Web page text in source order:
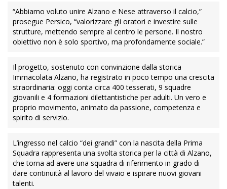
“Abbiamo voluto unire Alzano e Nese attraverso il calcio,”
prosegue Persico, “valorizzare gli oratori e investire sulle
strutture, mettendo sempre al centro le persone. Il nostro
obiettivo non è solo sportivo, ma profondamente sociale.”
Il progetto, sostenuto con convinzione dalla storica
Immacolata Alzano, ha registrato in poco tempo una crescita
straordinaria: oggi conta circa 400 tesserati, 9 squadre
giovanili e 4 formazioni dilettantistiche per adulti. Un vero e
proprio movimento, animato da passione, competenza e
spirito di servizio.
L’ingresso nel calcio “dei grandi” con la nascita della Prima
Squadra rappresenta una svolta storica per la città di Alzano,
che torna ad avere una squadra di riferimento in grado di
dare continuità al lavoro del vivaio e ispirare nuovi giovani
talenti.